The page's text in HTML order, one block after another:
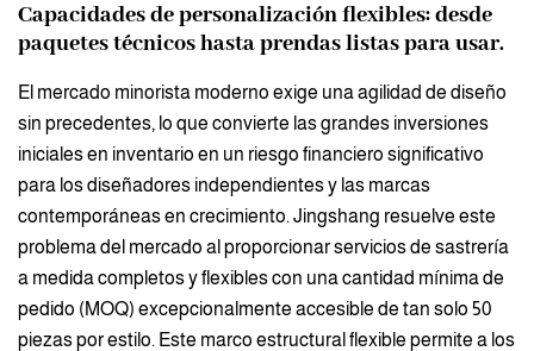
Capacidades de personalización flexibles: desde
paquetes técnicos hasta prendas listas para usar.
El mercado minorista moderno exige una agilidad de diseño
sin precedentes, lo que convierte las grandes inversiones
iniciales en inventario en un riesgo financiero significativo
para los diseñadores independientes y las marcas
contemporáneas en crecimiento. Jingshang resuelve este
problema del mercado al proporcionar servicios de sastrería
a medida completos y flexibles con una cantidad mínima de
pedido (MOQ) excepcionalmente accesible de tan solo 50
piezas por estilo. Este marco estructural flexible permite a los